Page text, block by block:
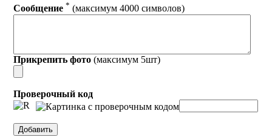
Сообщение * (максимум 4000 символов)
Прикрепить фото (максимум 5шт)
Проверочный код